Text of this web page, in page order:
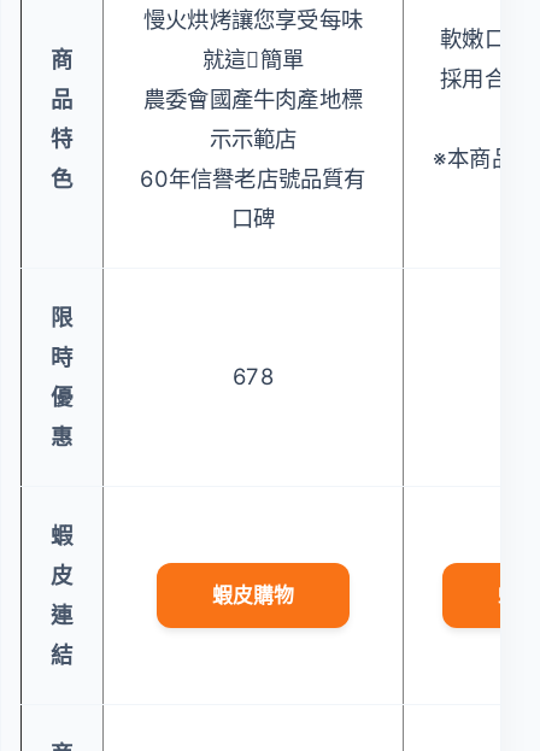
商
品
特
色
慢火烘烤讓您享受每味
就這簡單
農委會國產牛肉產地標
示示範店
60年信譽老店號品質有
口碑
軟嫩口感
採用合格
※本商品
限
時
優
惠
678
蝦
皮
連
結
蝦皮購物 蝦